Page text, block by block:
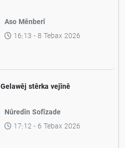
Aso Mênberî
16:13 - 8 Tebax 2026
Gelawêj stêrka vejînê
Nûredîn Sofîzade
17:12 - 6 Tebax 2026